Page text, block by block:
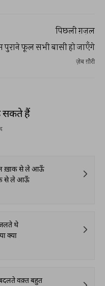
पिछली ग़ज़ल
पुराने फूल सभी बासी हो जाएँगे
ज़ेब ग़ौरी
सकते हैं
ख़ाक से ले आऊँ
से ले आऊँ
जलते थे
क्या
वक़्त बहुत